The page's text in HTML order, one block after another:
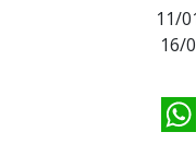
11/
16/